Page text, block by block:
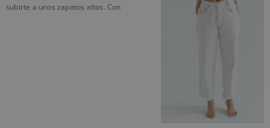
subirte a unos zapatos altos. Con